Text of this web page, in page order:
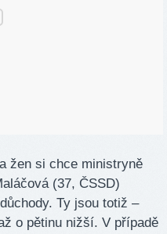
žen si chce ministryně
(37, ČSSD)
Ty jsou totiž –
o pětinu nižší. V případě